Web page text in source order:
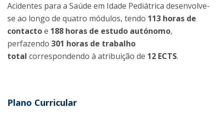
Acidentes para a Saúde em Idade Pediátrica desenvolve-
se ao longo de quatro módulos, tendo 113 horas de
contactoe 188 horas de estudo autónomo,
perfazendo 301 horas de trabalho
total correspondendo à atribuição de 12 ECTS.
Plano Curricular